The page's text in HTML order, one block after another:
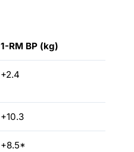
1-RM BP (kg)
+2.4
+10.3
+8.5*